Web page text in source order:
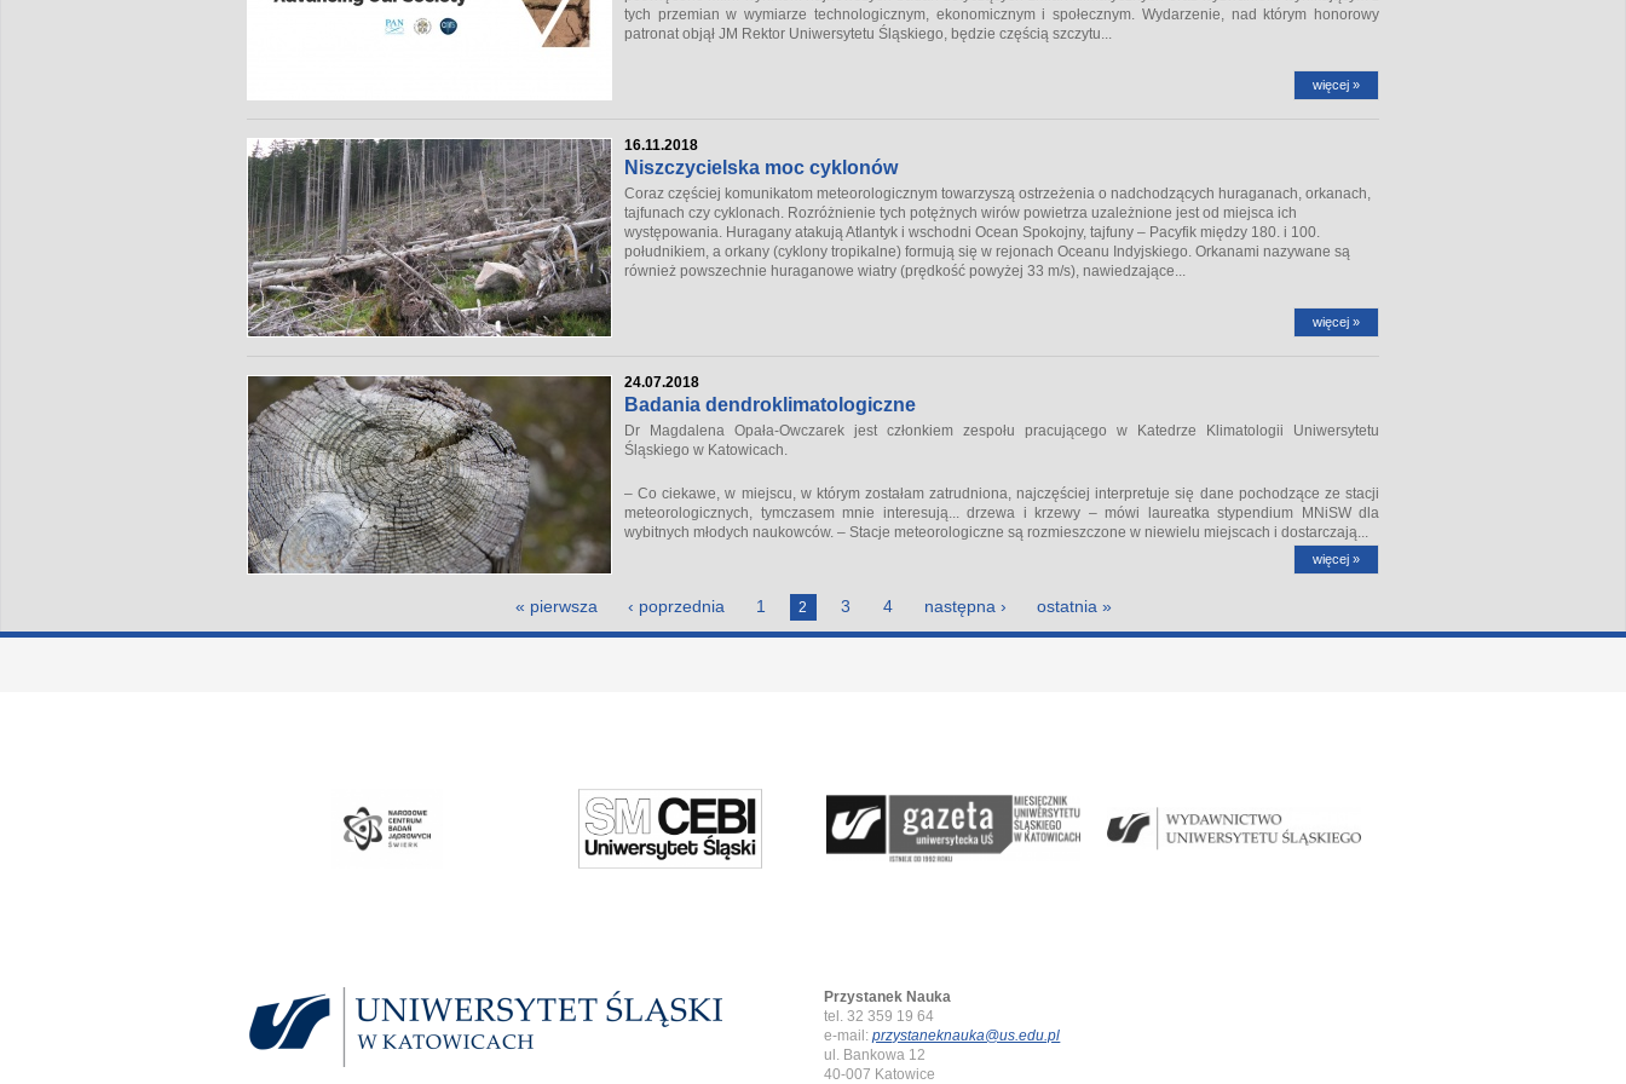
tych przemian w wymiarze technologicznym, ekonomicznym i społecznym. Wydarzenie, nad którym honorowy
patronat objął JM Rektor Uniwersytetu Śląskiego, będzie częścią szczytu...
więcej »
16.11.2018
Niszczycielska moc cyklonów
Coraz częściej komunikatom meteorologicznym towarzyszą ostrzeżenia o nadchodzących huraganach, orkanach,
tajfunach czy cyklonach. Rozróżnienie tych potężnych wirów powietrza uzależnione jest od miejsca ich
występowania. Huragany atakują Atlantyk i wschodni Ocean Spokojny, tajfuny – Pacyfik między 180. i 100.
południkiem, a orkany (cyklony tropikalne) formują się w rejonach Oceanu Indyjskiego. Orkanami nazywane są
również powszechnie huraganowe wiatry (prędkość powyżej 33 m/s), nawiedzające...
więcej »
24.07.2018
Badania dendroklimatologiczne
Dr Magdalena Opała-Owczarek jest członkiem zespołu pracującego w Katedrze Klimatologii Uniwersytetu
Śląskiego w Katowicach.
– Co ciekawe, w miejscu, w którym zostałam zatrudniona, najczęściej interpretuje się dane pochodzące ze stacji
meteorologicznych, tymczasem mnie interesują... drzewa i krzewy – mówi laureatka stypendium MNiSW dla
wybitnych młodych naukowców. – Stacje meteorologiczne są rozmieszczone w niewielu miejscach i dostarczają...
więcej »
« pierwsza ‹ poprzednia 1 2 3 4 następna › ostatnia »
Przystanek Nauka
tel. 32 359 19 64
e-mail:przystaneknauka@us.edu.pl
ul. Bankowa 12
40-007 Katowice